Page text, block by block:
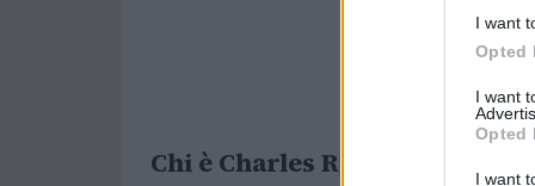
I want
Opted
I want
Opted
I want
Chi è Charles Ray Thomas